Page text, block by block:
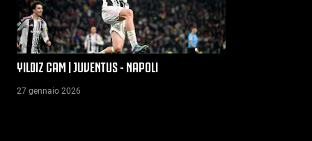
YILDIZ CAM | JUVENTUS - NAPOLI
27 gennaio 2026